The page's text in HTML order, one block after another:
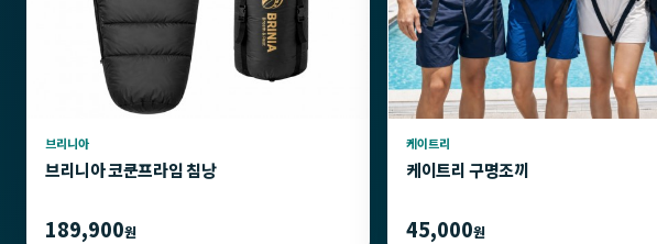
브리니아
브리니아 코쿤프라임 침낭
189,900원
케이트리
케이트리 구명조끼
45,000원